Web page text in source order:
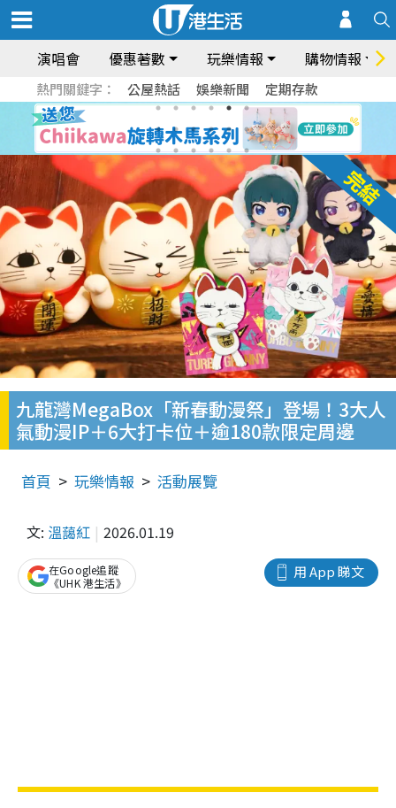
演唱會 優惠著數 玩樂情報 購物情報
熱門關鍵字： 公屋熱話 娛樂新聞 定期存款
九龍灣MegaBox「新春動漫祭」登場！3大人
氣動漫IP＋6大打卡位＋逾180款限定周邊
首頁 玩樂情報 活動展覽
文: 溫藹紅 2026.01.19
用 App 睇文
在Google追蹤
《UHK 港生活》